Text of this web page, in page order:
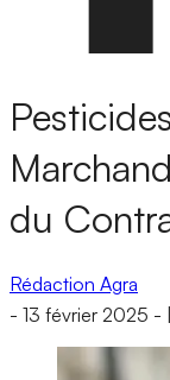
du
Rédaction Agra
- 13 février 2025 -